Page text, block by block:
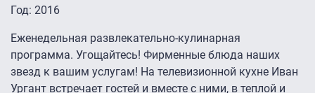
Год: 2016
Еженедельная развлекательно-кулинарная
программа. Угощайтесь! Фирменные блюда наших
звезд к вашим услугам! На телевизионной кухне Иван
Ургант встречает гостей и вместе с ними, в теплой и